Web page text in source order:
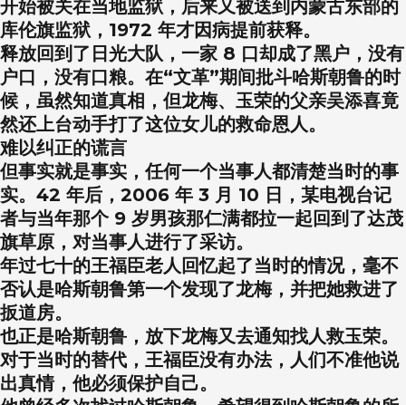
开始被关在当地监狱，后来又被送到内蒙古东部的
库伦旗监狱，1972 年才因病提前获释。
释放回到了日光大队，一家 8 口却成了黑户，没有
户口，没有口粮。在“文革”期间批斗哈斯朝鲁的时
候，虽然知道真相，但龙梅、玉荣的父亲吴添喜竟
然还上台动手打了这位女儿的救命恩人。
难以纠正的谎言
但事实就是事实，任何一个当事人都清楚当时的事
实。42 年后，2006 年 3 月 10 日，某电视台记
者与当年那个 9 岁男孩那仁满都拉一起回到了达茂
旗草原，对当事人进行了采访。
年过七十的王福臣老人回忆起了当时的情况，毫不
否认是哈斯朝鲁第一个发现了龙梅，并把她救进了
扳道房。
也正是哈斯朝鲁，放下龙梅又去通知找人救玉荣。
对于当时的替代，王福臣没有办法，人们不准他说
出真情，他必须保护自己。